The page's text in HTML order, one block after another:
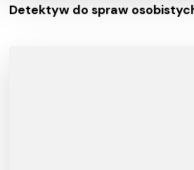
Detektyw do spraw